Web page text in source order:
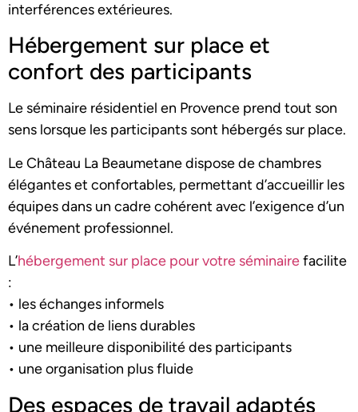
interférences extérieures.
Hébergement sur place et
confort des participants
Le séminaire résidentiel en Provence prend tout son
sens lorsque les participants sont hébergés sur place.
Le Château La Beaumetane dispose de chambres
élégantes et confortables, permettant d’accueillir les
équipes dans un cadre cohérent avec l’exigence d’un
événement professionnel.
L’hébergement sur place pour votre séminairefacilite
:
• les échanges informels
• la création de liens durables
• une meilleure disponibilité des participants
• une organisation plus fluide
Des espaces de travail adaptés